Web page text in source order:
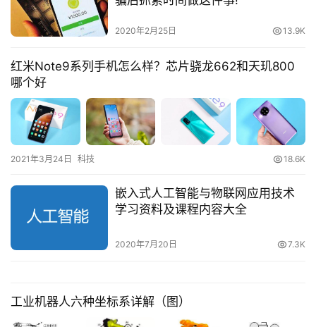
2020年2月25日 13.9K
红米Note9系列手机怎么样？芯片骁龙662和天玑800
哪个好
2021年3月24日 科技 18.6K
嵌入式人工智能与物联网应用技术
学习资料及课程内容大全
2020年7月20日 7.3K
工业机器人六种坐标系详解（图）